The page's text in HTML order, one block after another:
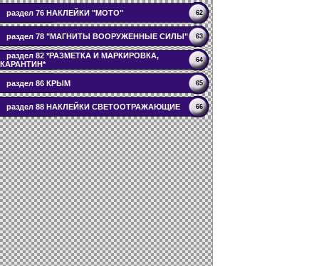
раздел 76 НАКЛЕЙКИ "МОТО" 62
раздел 78 "МАГНИТЫ ВООРУЖЕННЫЕ СИЛЫ" 63
раздел 82 *РАЗМЕТКА И МАРКИРОВКА,
КАРАНТИН*
64
раздел 86 КРЫМ 65
раздел 88 НАКЛЕЙКИ СВЕТООТРАЖАЮЩИЕ 66